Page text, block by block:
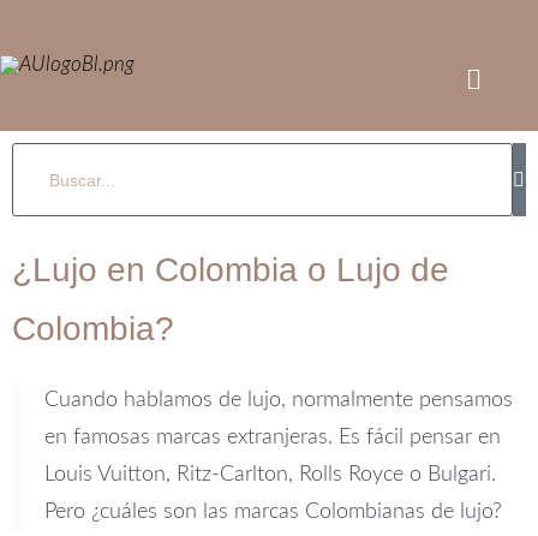
¿Lujo en Colombia o Lujo de
Colombia?
Cuando hablamos de lujo, normalmente pensamos
en famosas marcas extranjeras. Es fácil pensar en
Louis Vuitton, Ritz-Carlton, Rolls Royce o Bulgari.
Pero ¿cuáles son las marcas Colombianas de lujo?